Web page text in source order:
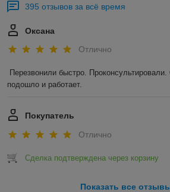
395 отзывов за всё время
Оксана
Отлично
Перезвонили быстро.
подошло и работает.
Покупатель
Отлично
Сделка подтверждена через корзину
Показать все